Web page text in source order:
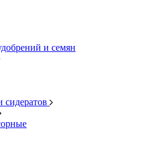
и семян
сидератов